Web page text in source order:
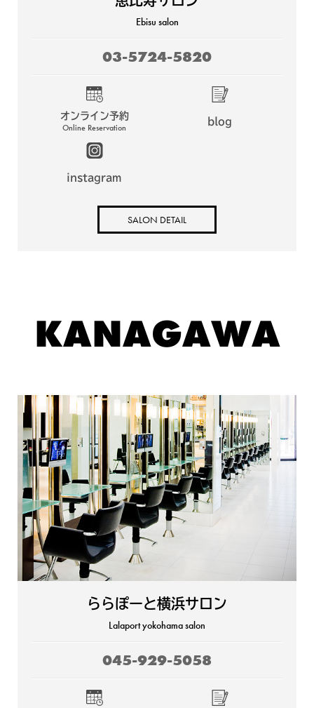
Ebisu salon
03-5724-5820
オンライン予約
Online Reservation
blog
instagram
SALON DETAIL
KANAGAWA
ららぽーと横浜サロン
Lalaport yokohama salon
045-929-5058